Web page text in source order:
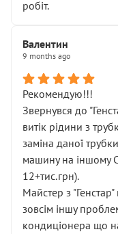
робіт.
Валентин
9 months ago
Рекомендую!!!
Звернувся до
витік рідини з
заміна даної
машину на іншому
12+тис.грн).
Майстер з
зовсім іншу
кондиціонера що